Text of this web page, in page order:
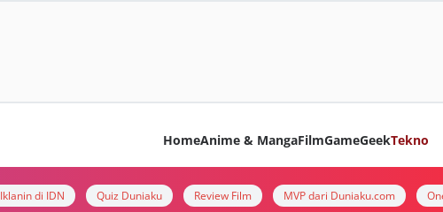
HomeAnime & MangaFilmGameGeekTekno
Iklanin di IDN Quiz Duniaku Review Film MVP dari Duniaku.com